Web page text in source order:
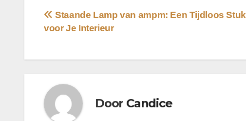
Bericht
Staande Lamp van ampm: Een Tijdloos Stuk
voor Je Interieur
Door Candice